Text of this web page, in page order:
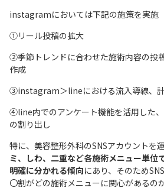
instagramにおいては下記の施策を実施
①リール投稿の拡大
②季節トレンドに合わせた施術内容の投
作成
③instagram＞lineにおける流入導線、
④line内でのアンケート機能を活用した
の割り出し
特に、美容整形外科のSNSアカウントを
ミ、しわ、二重など各施術メニュー単位
明確に分かれる傾向にあり、そのため
〇割がどの施術メニューに関心があるの